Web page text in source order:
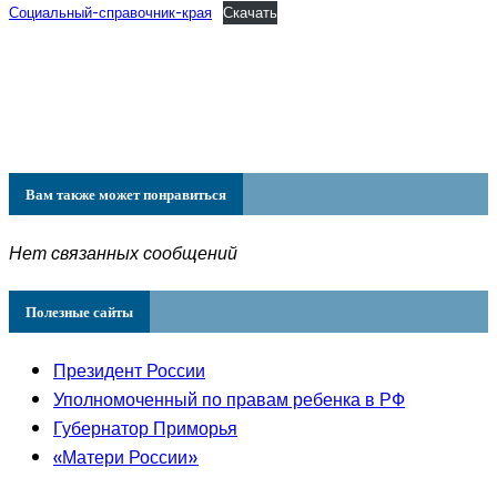
Социальный-справочник-края Скачать
Вам также может понравиться
Нет связанных сообщений
Полезные сайты
Президент России
Уполномоченный по правам ребенка в РФ
Губернатор Приморья
«Матери России»